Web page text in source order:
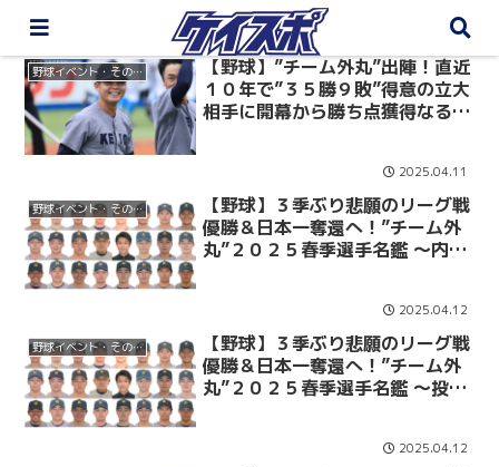
野球イベント・その他
【野球】”チーム外丸”出陣！直近
１０年で”３５勝９敗”得意の立大
相手に開幕から勝ち点獲得なるか
2025.04.11
野球イベント・その他
【野球】３季ぶり悲願のリーグ戦
優勝＆日本一奪還へ！”チーム外
丸”２０２５春季選手名鑑 ～内野
2025.04.12
野球イベント・その他
【野球】３季ぶり悲願のリーグ戦
優勝＆日本一奪還へ！”チーム外
丸”２０２５春季選手名鑑 ～投手
2025.04.12